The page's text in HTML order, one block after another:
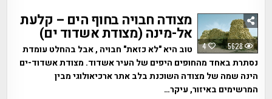
4 5628
מצודה חבויה בחוף הים – קלעת
אל-מינה (מצודת אשדוד ים)
טוב היא "לא כזאת" חבויה , אבל בהחלט עומדת
נסתרת באחד מהחופים היפים של העיר אשדוד. מצודת אשדוד-ים
הינה שמה של מצודה השוכנת בלב אתר ארכיאולוגי מבין
המרשימים באיזור, עיקר…